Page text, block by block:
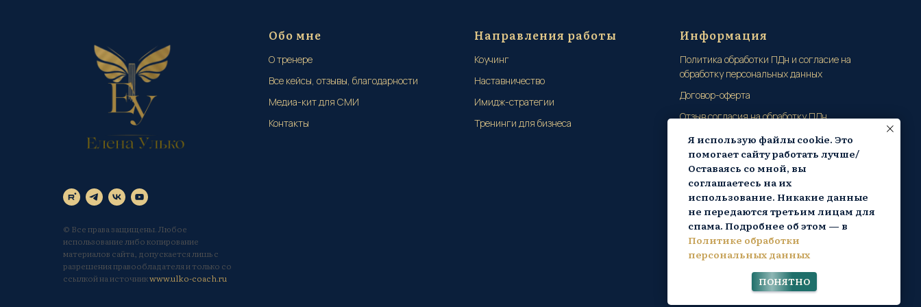
Я использую файлы cookie. Это
помогает сайту работать лучше/
Оставаясь со мной, вы
соглашаетесь на их
использование. Никакие данные
не передаются третьим лицам для
спама. Подробнее об этом — в
Политике обработки
персональных данных
ПОНЯТНО
© Все права защищены. Любое
использование либо копирование
материалов сайта, допускается лишь с
разрешения правообладателя и только со
ссылкой на источникwww.ulko-coach.ru
Обо мне
О тренере
Все кейсы, отзывы, благодарности
Медиа-кит для СМИ
Контакты
Направления работы
Коучинг
Наставничество
Имидж-стратегии
Тренинги для бизнеса
Информация
Политика обработки ПДн и согласие на
обработку персональных данных
Договор-оферта
Отзыв согласия на обработку ПДн